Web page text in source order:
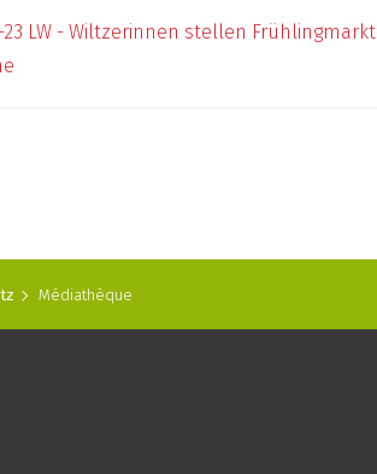
23 LW - Wiltzerinnen stellen Frühlingmarkt
Médiathèque